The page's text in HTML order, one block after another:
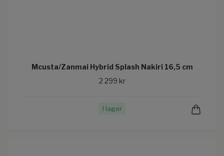
Mcusta/Zanmai Hybrid Splash Nakiri 16,5 cm
2 299 kr
I lager